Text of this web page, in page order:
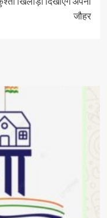
जौहर